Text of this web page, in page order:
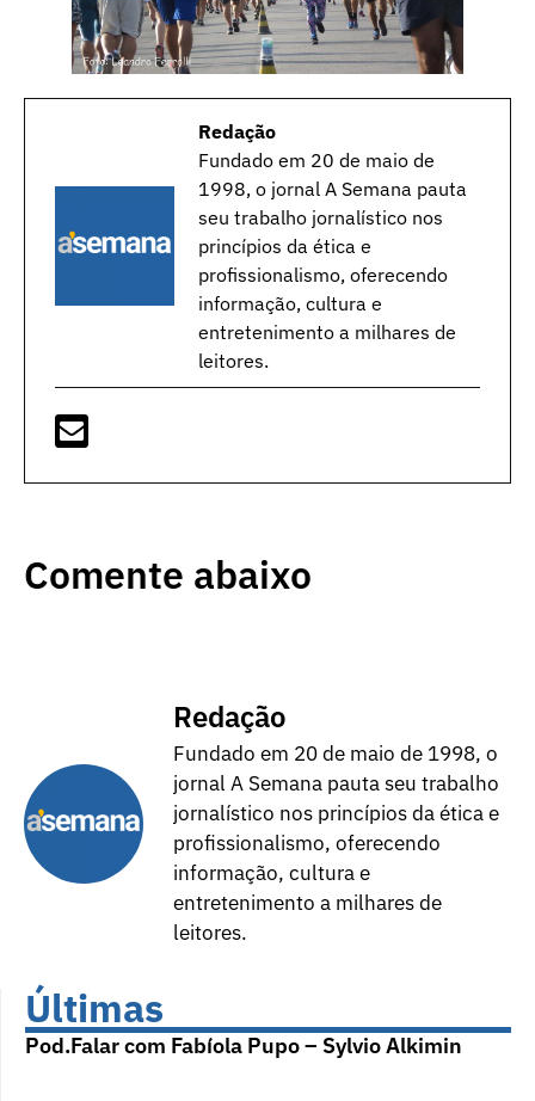
Redação
Fundado em 20 de maio de
1998, o jornal A Semana pauta
seu trabalho jornalístico nos
princípios da ética e
profissionalismo, oferecendo
informação, cultura e
entretenimento a milhares de
leitores.
Comente abaixo
Redação
Fundado em 20 de maio de 1998, o
jornal A Semana pauta seu trabalho
jornalístico nos princípios da ética e
profissionalismo, oferecendo
informação, cultura e
entretenimento a milhares de
leitores.
Últimas
Pod.Falar com Fabíola Pupo – Sylvio Alkimin